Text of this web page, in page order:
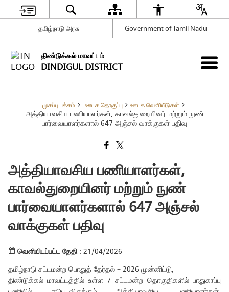
தமிழ்நாடு அரசு Government of Tamil Nadu
திண்டுக்கல் மாவட்டம்
DINDIGUL DISTRICT
முகப்பு பக்கம் ஊடக தொகுப்பு ஊடக வெளியீடுகள்
அத்தியாவசிய பணியாளர்கள், காவல்துறையினர் மற்றும் நுண்
பார்வையாளர்களால் 647 அஞ்சல் வாக்குகள் பதிவு
அத்தியாவசிய பணியாளர்கள்,
காவல்துறையினர் மற்றும் நுண்
பார்வையாளர்களால் 647 அஞ்சல்
வாக்குகள் பதிவு
வெளியிடப்பட்ட தேதி: 21/04/2026
தமிழ்நாடு சட்டமன்ற பொதுத் தேர்தல் – 2026 முன்னிட்டு,
திண்டுக்கல் மாவட்டத்தில் உள்ள 7 சட்டமன்ற தொகுதிகளில் பாதுகாப்பு